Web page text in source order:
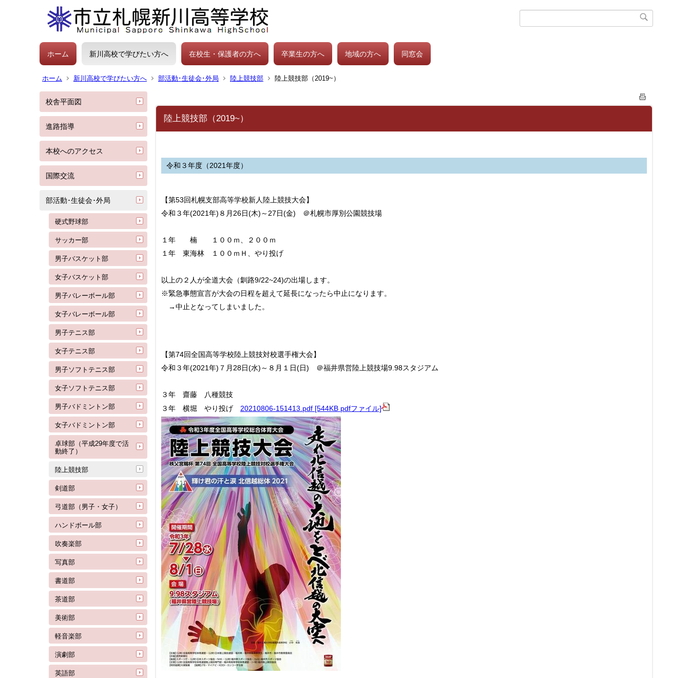
ホーム 新川高校で学びたい方へ 在校生・保護者の方へ 卒業生の方へ 地域の方へ 同窓会
ホーム 新川高校で学びたい方へ 部活動･生徒会･外局 陸上競技部 陸上競技部（2019~）
校舎平面図
進路指導
本校へのアクセス
国際交流
部活動･生徒会･外局
硬式野球部
サッカー部
男子バスケット部
女子バスケット部
男子バレーボール部
女子バレーボール部
男子テニス部
女子テニス部
男子ソフトテニス部
女子ソフトテニス部
男子バドミントン部
女子バドミントン部
卓球部（平成29年度で活
動終了）
陸上競技部
剣道部
弓道部（男子・女子）
ハンドボール部
吹奏楽部
写真部
書道部
茶道部
美術部
軽音楽部
演劇部
英語部
陸上競技部（2019~）
令和３年度（2021年度）
【第53回札幌支部高等学校新人陸上競技大会】
令和３年(2021年)８月26日(木)～27日(金) ＠札幌市厚別公園競技場
１年 楠 １００ｍ、２００ｍ
１年 東海林 １００ｍＨ、やり投げ
以上の２人が全道大会（釧路9/22~24)の出場します。
※緊急事態宣言が大会の日程を超えて延長になったら中止になります。
→中止となってしまいました。
【第74回全国高等学校陸上競技対校選手権大会】
令和３年(2021年)７月28日(水)～８月１日(日) ＠福井県営陸上競技場9.98スタジアム
３年 齋藤 八種競技
３年 横堀 やり投げ 20210806-151413.pdf [544KB pdfファイル]